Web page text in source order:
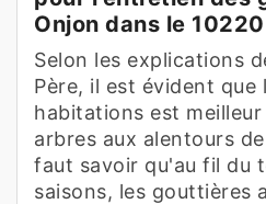
Onjon dans le 10220
Selon les explications
Père, il est évident que
habitations est
arbres aux alentours
faut savoir qu'au fil du
saisons, les gouttières